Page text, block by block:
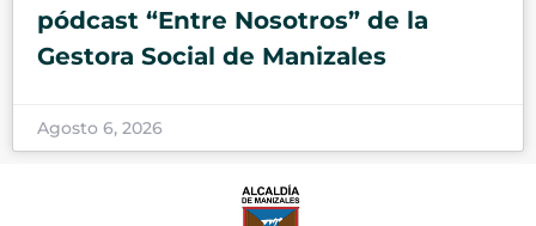
pódcast “Entre Nosotros” de la
Gestora Social de Manizales
Agosto 6, 2026